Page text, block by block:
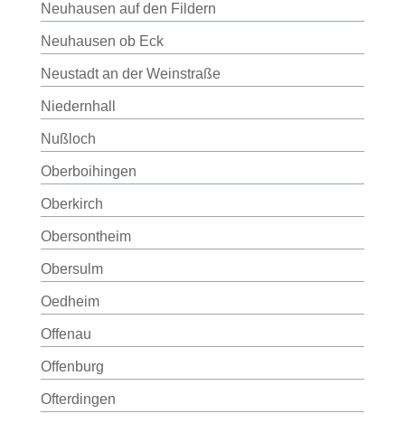
Neuhausen auf den Fildern
Neuhausen ob Eck
Neustadt an der Weinstraße
Niedernhall
Nußloch
Oberboihingen
Oberkirch
Obersontheim
Obersulm
Oedheim
Offenau
Offenburg
Ofterdingen